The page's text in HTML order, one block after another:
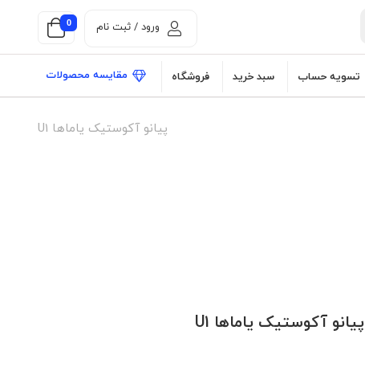
0 ورود / ثبت نام
مقایسه محصولات تسویه حساب سبد خرید فروشگاه
پیانو آکوستیک یاماها U1
پیانو آکوستیک یاماها U1